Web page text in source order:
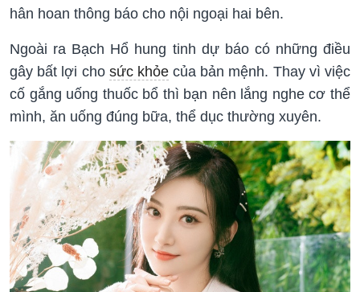
hân hoan thông báo cho nội ngoại hai bên.
Ngoài ra Bạch Hổ hung tinh dự báo có những điều
gây bất lợi cho sức khỏecủa bản mệnh. Thay vì việc
cố gắng uống thuốc bổ thì bạn nên lắng nghe cơ thể
mình, ăn uống đúng bữa, thể dục thường xuyên.